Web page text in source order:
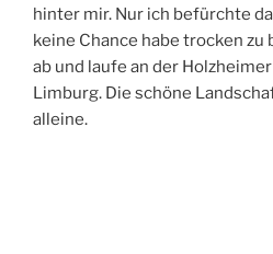
hinter mir. Nur ich befürchte
keine Chance habe trocken zu
ab und laufe an der
Limburg. Die schöne
alleine.